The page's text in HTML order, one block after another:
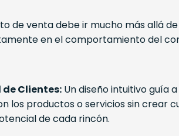
de venta debe ir mucho más allá
en el comportamiento del
Clientes: Un diseño intuitivo guía
los productos o servicios sin crear
de cada rincón.